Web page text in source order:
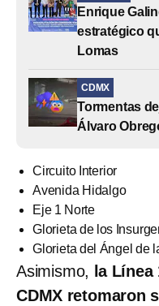
Enrique
estratégico
Lomas
CDMX
Tormentas
Álvaro
Circuito Interior
Avenida Hidalgo
Eje 1 Norte
Glorieta de los
Glorieta del Ángel de
Asimismo, la
CDMX retomaron